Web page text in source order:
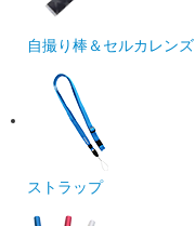
自撮り棒＆セルカレンズ
ストラップ